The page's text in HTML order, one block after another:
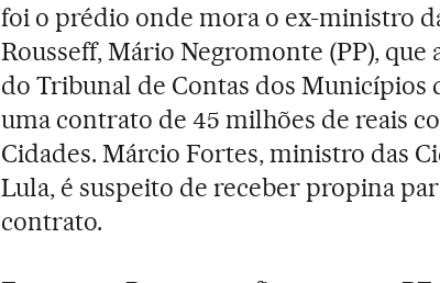
foi o prédio onde mora o ex-ministro
Rousseff, Mário Negromonte (PP),
do Tribunal de Contas dos Municípios
uma contrato de 45 milhões de reais
Cidades. Márcio Fortes, ministro das
Lula, é suspeito de receber propina
contrato.